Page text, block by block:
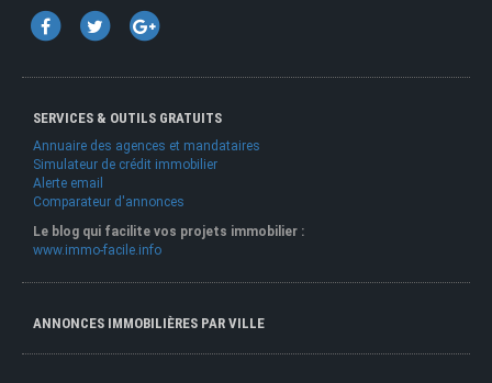
SERVICES & OUTILS GRATUITS
Annuaire des agences et mandataires
Simulateur de crédit immobilier
Alerte email
Comparateur d'annonces
Le blog qui facilite vos projets immobilier :
www.immo-facile.info
ANNONCES IMMOBILIÈRES PAR VILLE